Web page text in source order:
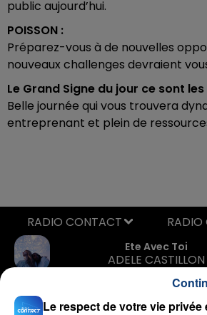
public aujourd’hui.
POISSON :
Préparez-vous à de nouvelles
nouveaux challenges devraient
Le Grand Signe du jour ce sont les
Belle journée qui vous trouvera
entreprenant et plein de
Ete Avec Toi
ADELE CASTILLON
RADIO
Le respect de votre vie